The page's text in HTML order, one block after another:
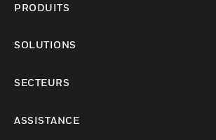
PRODUITS
SOLUTIONS
SECTEURS
ASSISTANCE